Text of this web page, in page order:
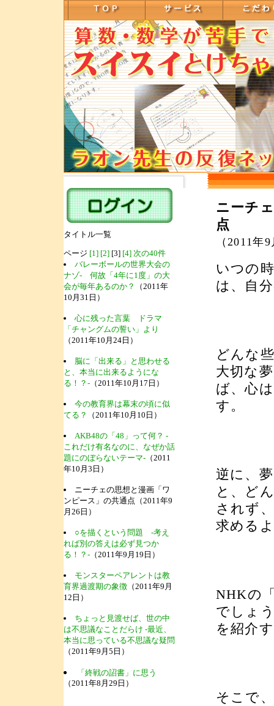
タイトル一覧
ページ [1] [2][3] [4] 次の40件
バレーボールの世界大会の
ナゾ- 何故「4年に1度」の大
会が毎年あるのか？
（2011年
10月31日）
心に残った言葉 ドラマ
「チャングムの誓い」より
（2011年10月24日）
脳に「出来る」と思わせる
と、本当に出来るようにな
る！？-（2011年10月17日）
今の教育界は幕末の頃に似
てる？
（2011年10月10日）
AKB48の「48」って何？ -
これだけ有名なのに、なぜか話
題にのぼらないテーマ-（2011
年10月3日）
ニーチェの思想と漫画「ワ
ンピース」の共通点（2011年9
月26日）
○を描くという問題 -考え
れば別の答えは必ず見つか
る！？-（2011年9月19日）
モンスターペアレントは教
育界過渡期の象徴（2011年9月
12日）
ちょっと見渡せば、世の中
は不思議なことだらけ -最近、
本当に思っている不思議な疑問
（2011年9月5日）
「終戦の詔書」に思う
（2011年8月29日）
ニーチ
点
（2011年
いつの
は、自
どんな
大切な
ば、心
す。
逆に、
と、ど
されず
求める
NHKの
でしょ
を紹介
そこで